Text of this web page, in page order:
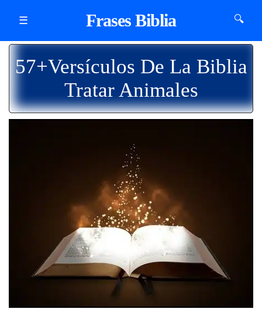
☰ Frases Biblia 🔍
57+Versículos De La Biblia
Tratar Animales